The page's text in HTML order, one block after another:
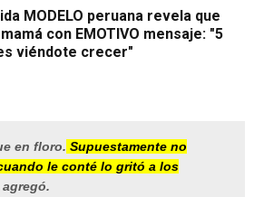
MODELO peruana revela que
con EMOTIVO mensaje: "5
viéndote crecer"
en floro. Supuestamente no
le conté lo gritó a los
agregó.